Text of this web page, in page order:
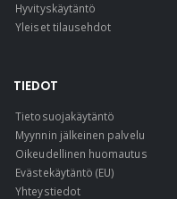
Hyvityskäytäntö
Yleiset tilausehdot
TIEDOT
Tietosuojakäytäntö
Myynnin jälkeinen palvelu
Oikeudellinen huomautus
Evästekäytäntö (EU)
Yhteystiedot